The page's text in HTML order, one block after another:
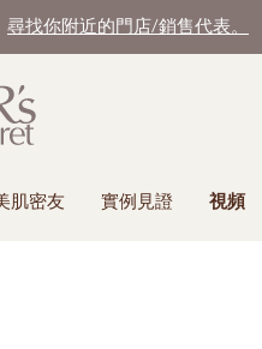
尋找你附近的門店/銷售代表。
肌密友 實例見證 視頻